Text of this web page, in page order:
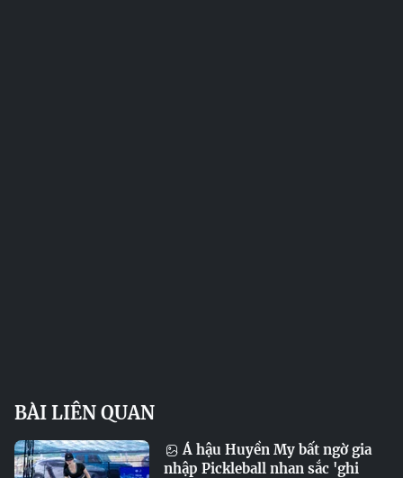
BÀI LIÊN QUAN
Á hậu Huyền My bất ngờ gia
nhập Pickleball nhan sắc 'ghi